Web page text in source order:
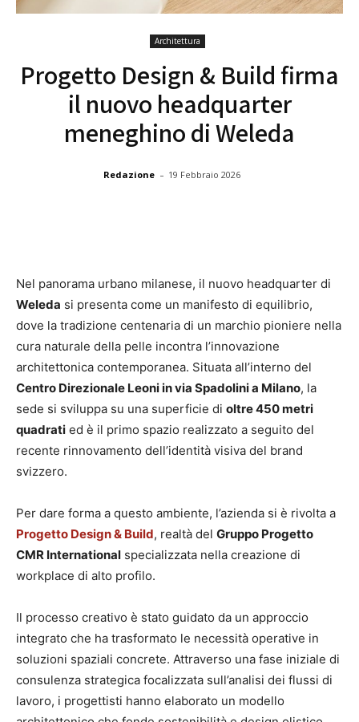
Architettura
Progetto Design & Build firma
il nuovo headquarter
meneghino di Weleda
Redazione - 19 Febbraio 2026
Nel panorama urbano milanese, il nuovo headquarter di
Weleda si presenta come un manifesto di equilibrio,
dove la tradizione centenaria di un marchio pioniere nella
cura naturale della pelle incontra l’innovazione
architettonica contemporanea. Situata all’interno del
Centro Direzionale Leoni in via Spadolini a Milano, la
sede si sviluppa su una superficie di oltre 450 metri
quadrati ed è il primo spazio realizzato a seguito del
recente rinnovamento dell’identità visiva del brand
svizzero.
Per dare forma a questo ambiente, l’azienda si è rivolta a
Progetto Design & Build, realtà del Gruppo Progetto
CMR International specializzata nella creazione di
workplace di alto profilo.
Il processo creativo è stato guidato da un approccio
integrato che ha trasformato le necessità operative in
soluzioni spaziali concrete. Attraverso una fase iniziale di
consulenza strategica focalizzata sull’analisi dei flussi di
lavoro, i progettisti hanno elaborato un modello